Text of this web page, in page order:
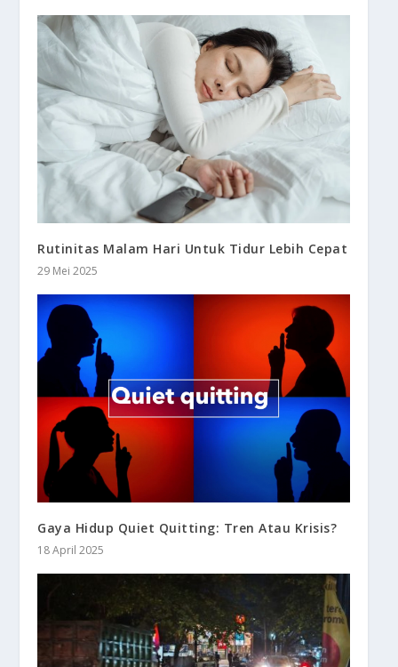
Rutinitas Malam Hari Untuk Tidur Lebih Cepat
29 Mei 2025
Gaya Hidup Quiet Quitting: Tren Atau Krisis?
18 April 2025